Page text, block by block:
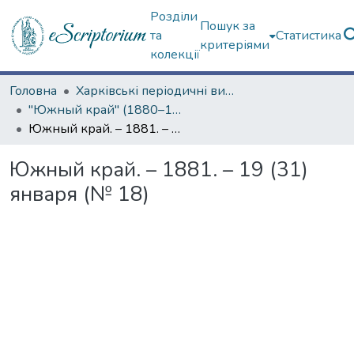
Розділи
та
колекції
Пошук за
критеріями
Статистика
Головна
Харківські періодичні видання
"Южный край" (1880–1919 гг.)
Южный край. – 1881. – 19 (31) января (№ 18)
Южный край. – 1881. – 19 (31)
января (№ 18)